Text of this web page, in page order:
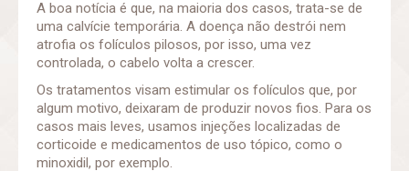
A boa notícia é que, na maioria dos casos, trata-se de
uma calvície temporária. A doença não destrói nem
atrofia os folículos pilosos, por isso, uma vez
controlada, o cabelo volta a crescer.
Os tratamentos visam estimular os folículos que, por
algum motivo, deixaram de produzir novos fios. Para os
casos mais leves, usamos injeções localizadas de
corticoide e medicamentos de uso tópico, como o
minoxidil, por exemplo.